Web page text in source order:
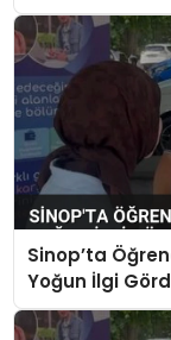
Sinop’ta
Yoğun İlgi